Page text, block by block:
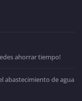
ahorrar tiempo!
abastecimiento de agua